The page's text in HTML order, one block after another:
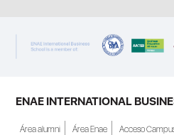
ENAE INTERNATIONAL
Área alumni Área Enae Acceso